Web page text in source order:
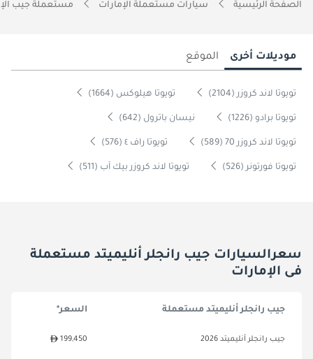
الصفحة الرئيسية سيارات مستعملة الإمارات مستعملة جيب
موديلات أخرى الموقع
تويوتا لاند كروزر (2104) تويوتا هيلوكس (1664)
تويوتا برادو (1226) نيسان باترول (642)
تويوتا لاند كروزر 70 (589) تويوتا راف ٤ (576)
تويوتا فورتونر (526) تويوتا لاند كروزر بيك آب (511)
سعرالسيارات جيب رانجلر أنليميتد مستعملة
فى الإمارات
جيب رانجلر أنليميتد مستعملة السعر*
جيب رانجلر أنليميتد 2026 199,450